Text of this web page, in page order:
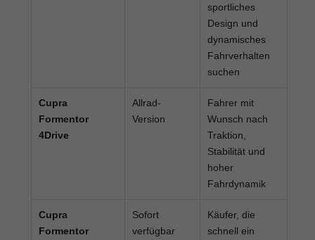
sportliches
Design und
dynamisches
Fahrverhalten
suchen
Cupra
Formentor
4Drive
Allrad-
Version
Fahrer mit
Wunsch nach
Traktion,
Stabilität und
hoher
Fahrdynamik
Cupra
Formentor
Sofort
verfügbar
Käufer, die
schnell ein